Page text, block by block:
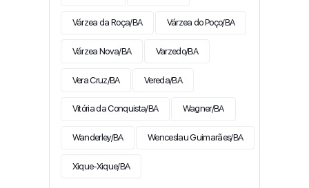
Várzea da Roça/BA Várzea do Poço/BA
Várzea Nova/BA Varzedo/BA
Vera Cruz/BA Vereda/BA
Vitória da Conquista/BA Wagner/BA
Wanderley/BA Wenceslau Guimarães/BA
Xique-Xique/BA